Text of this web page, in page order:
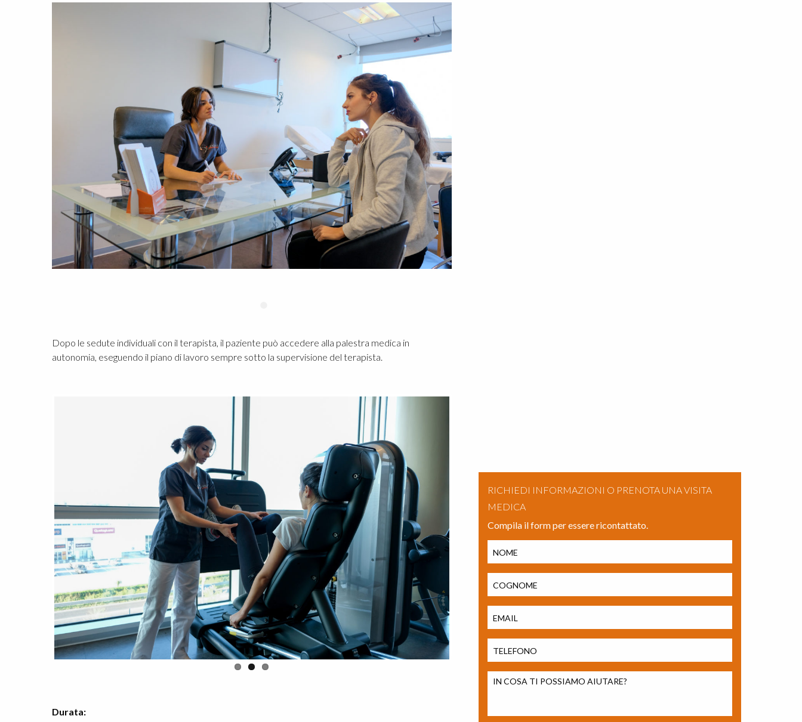
Dopo le sedute individuali con il terapista, il paziente può accedere alla palestra medica in
autonomia, eseguendo il piano di lavoro sempre sotto la supervisione del terapista.
Durata:
RICHIEDI INFORMAZIONI O PRENOTA UNA VISITA
MEDICA
Compila il form per essere ricontattato.